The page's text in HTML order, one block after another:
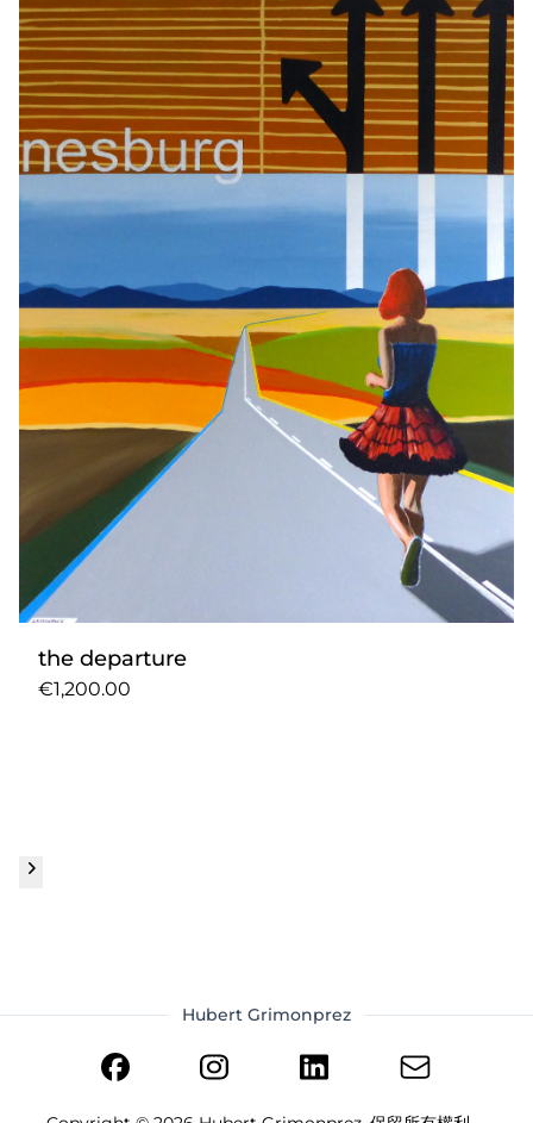
the departure
€1,200.00
Hubert Grimonprez